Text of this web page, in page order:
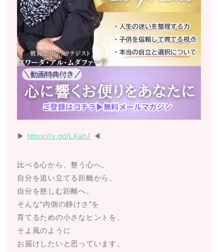
▶︎ https://x.gd/LXahJ ◀︎
比べる心から、整う心へ。
自分を追い立てる距離から、
自分を慈しむ距離へ。
そんな“内側の静けさ”を
育てるための小さなヒントを、
そよ風のように
お届けしたいと思っています。